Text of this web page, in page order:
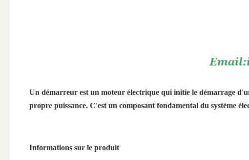
Un démarreur est un moteur électrique qui initie le démarrage
propre puissance. C'est un composant fondamental du système
Informations sur le produit